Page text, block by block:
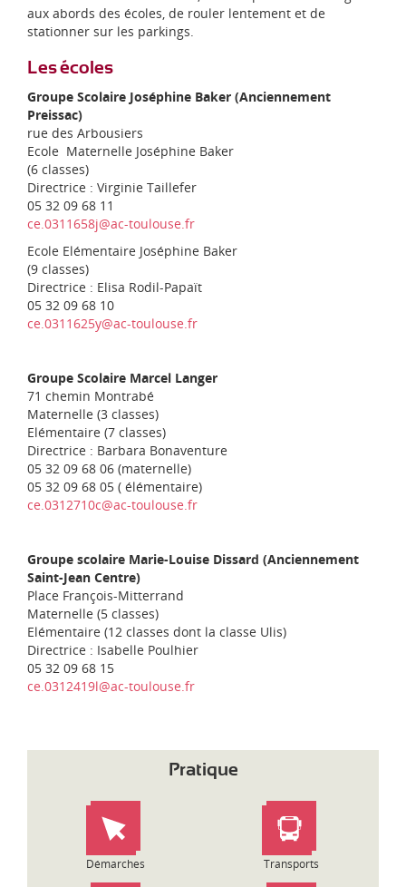
aux abords des écoles, de rouler lentement et de
stationner sur les parkings.
Les écoles
Groupe Scolaire Joséphine Baker (Anciennement
Preissac)
rue des Arbousiers
Ecole Maternelle Joséphine Baker
(6 classes)
Directrice : Virginie Taillefer
05 32 09 68 11
ce.0311658j@ac-toulouse.fr
Ecole Elémentaire Joséphine Baker
(9 classes)
Directrice : Elisa Rodil-Papaït
05 32 09 68 10
ce.0311625y@ac-toulouse.fr
Groupe Scolaire Marcel Langer
71 chemin Montrabé
Maternelle (3 classes)
Elémentaire (7 classes)
Directrice : Barbara Bonaventure
05 32 09 68 06 (maternelle)
05 32 09 68 05 ( élémentaire)
ce.0312710c@ac-toulouse.fr
Groupe scolaire Marie-Louise Dissard (Anciennement
Saint-Jean Centre)
Place François-Mitterrand
Maternelle (5 classes)
Elémentaire (12 classes dont la classe Ulis)
Directrice : Isabelle Poulhier
05 32 09 68 15
ce.0312419l@ac-toulouse.fr
Pratique
Démarches Transports